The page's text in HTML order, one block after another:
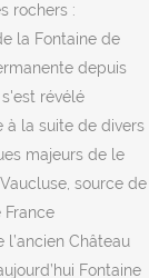
rochers :
la Fontaine de
depuis
révélé
la suite de divers
majeurs de le
source de
France
Château
Fontaine